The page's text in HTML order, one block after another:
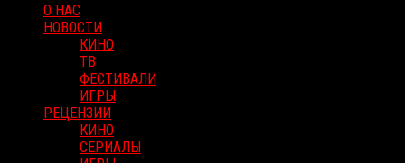
О НАС
НОВОСТИ
КИНО
ТВ
ФЕСТИВАЛИ
ИГРЫ
РЕЦЕНЗИИ
КИНО
СЕРИАЛЫ